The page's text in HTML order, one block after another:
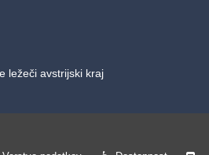
ležeči avstrijski kraj